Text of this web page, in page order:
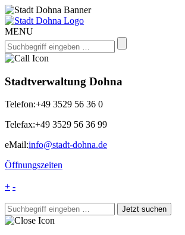
MENU
Stadtverwaltung Dohna
Telefon:+49 3529 56 36 0
Telefax:+49 3529 56 36 99
eMail:info@stadt-dohna.de
Öffnungszeiten
+ -